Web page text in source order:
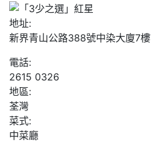
地址:
新界青山公路388號中染大廈7
電話:
2615 0326
地區:
荃灣
菜式:
中菜廳